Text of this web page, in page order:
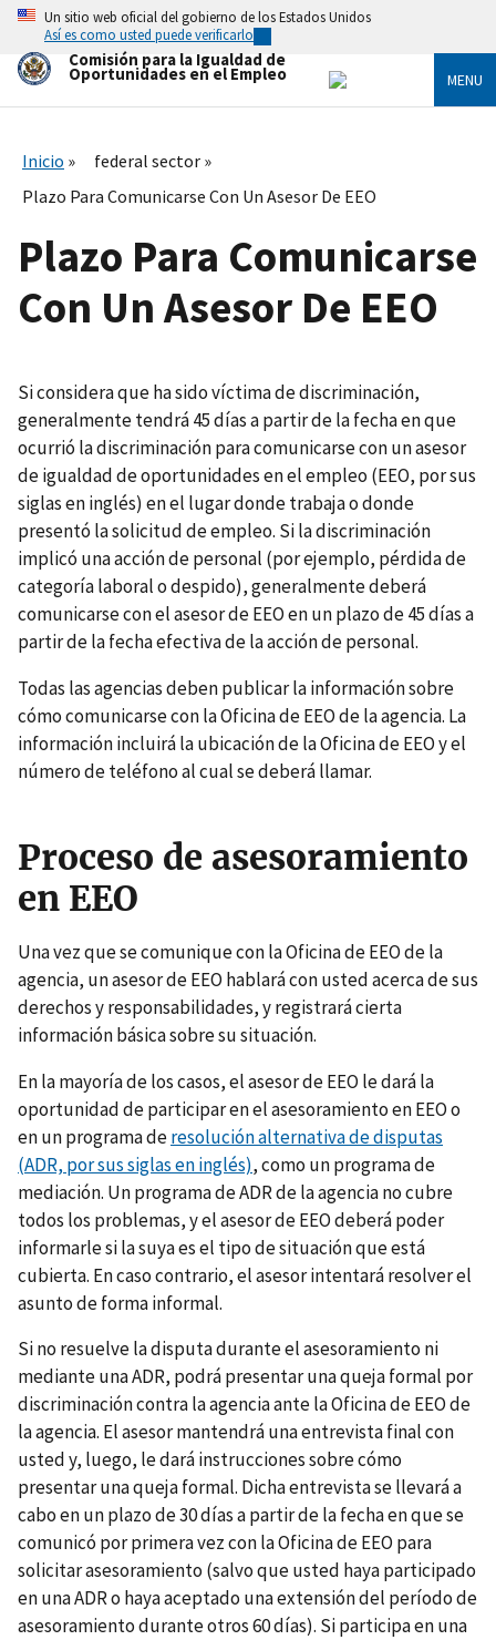
Skip
main
content
Un sitio web oficial del gobierno de los Estados Unidos
Así es como usted puede verificarlo
Comisión para la Igualdad de
Oportunidades en el Empleo MENU
Inicio
federal sector
Plazo Para Comunicarse Con Un Asesor De EEO
Plazo Para Comunicarse
Con Un Asesor De EEO
Si considera que ha sido víctima de discriminación,
generalmente tendrá 45 días a partir de la fecha en que
ocurrió la discriminación para comunicarse con un asesor
de igualdad de oportunidades en el empleo (EEO, por sus
siglas en inglés) en el lugar donde trabaja o donde
presentó la solicitud de empleo. Si la discriminación
implicó una acción de personal (por ejemplo, pérdida de
categoría laboral o despido), generalmente deberá
comunicarse con el asesor de EEO en un plazo de 45 días a
partir de la fecha efectiva de la acción de personal.
Todas las agencias deben publicar la información sobre
cómo comunicarse con la Oficina de EEO de la agencia. La
información incluirá la ubicación de la Oficina de EEO y el
número de teléfono al cual se deberá llamar.
Proceso de asesoramiento
en EEO
Una vez que se comunique con la Oficina de EEO de la
agencia, un asesor de EEO hablará con usted acerca de sus
derechos y responsabilidades, y registrará cierta
información básica sobre su situación.
En la mayoría de los casos, el asesor de EEO le dará la
oportunidad de participar en el asesoramiento en EEO o
en un programa deresolución alternativa de disputas
(ADR, por sus siglas en inglés), como un programa de
mediación. Un programa de ADR de la agencia no cubre
todos los problemas, y el asesor de EEO deberá poder
informarle si la suya es el tipo de situación que está
cubierta. En caso contrario, el asesor intentará resolver el
asunto de forma informal.
Si no resuelve la disputa durante el asesoramiento ni
mediante una ADR, podrá presentar una queja formal por
discriminación contra la agencia ante la Oficina de EEO de
la agencia. El asesor mantendrá una entrevista final con
usted y, luego, le dará instrucciones sobre cómo
presentar una queja formal. Dicha entrevista se llevará a
cabo en un plazo de 30 días a partir de la fecha en que se
comunicó por primera vez con la Oficina de EEO para
solicitar asesoramiento (salvo que usted haya participado
en una ADR o haya aceptado una extensión del período de
asesoramiento durante otros 60 días). Si participa en una